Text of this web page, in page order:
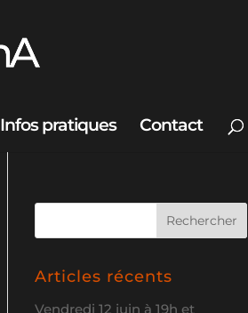
Infos pratiques Contact
Articles récents
Vendredi 12 juin à 19h et